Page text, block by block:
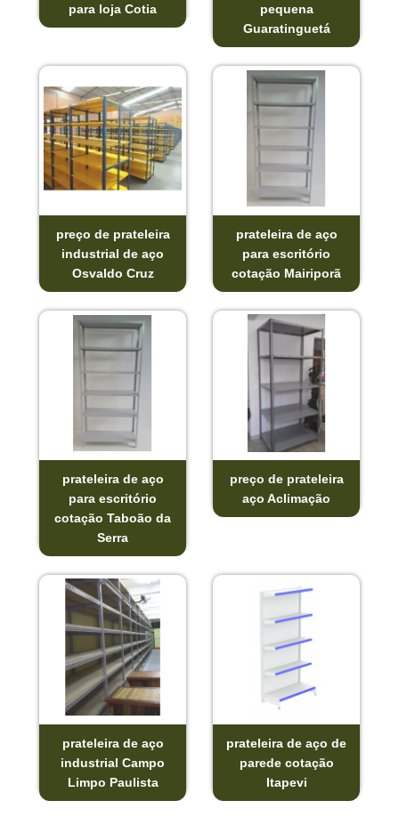
para loja Cotia
pequena
Guaratinguetá
preço de prateleira
industrial de aço
Osvaldo Cruz
prateleira de aço
para escritório
cotação Mairiporã
prateleira de aço
para escritório
cotação Taboão da
Serra
preço de prateleira
aço Aclimação
prateleira de aço
industrial Campo
Limpo Paulista
prateleira de aço de
parede cotação
Itapevi